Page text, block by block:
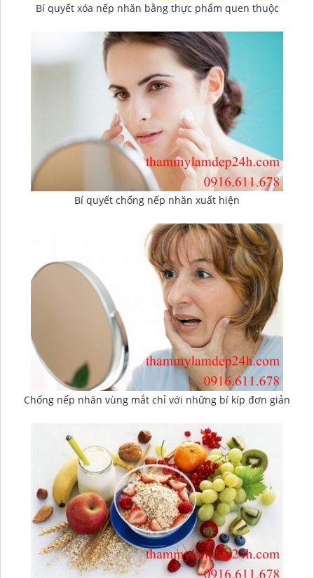
Bí quyết xóa nếp nhăn bằng thực phẩm quen thuộc
Bí quyết chống nếp nhăn xuất hiện
Chống nếp nhăn vùng mắt chỉ với những bí kíp đơn giản